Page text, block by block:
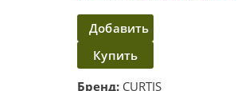
Добавить
в
корзину
Купить
в один
Бренд: CURTIS